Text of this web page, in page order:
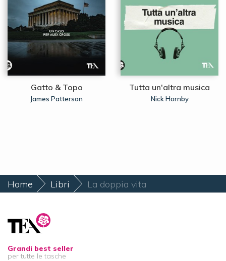
Gatto & Topo
James Patterson
Tutta un'altra musica
Nick Hornby
Home Libri La doppia vita
Grandi best seller
per tutte le tasche